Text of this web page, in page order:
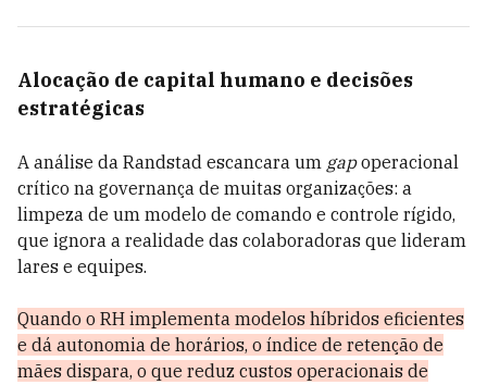
Alocação de capital humano e decisões
estratégicas
A análise da Randstad escancara um gapoperacional
crítico na governança de muitas organizações: a
limpeza de um modelo de comando e controle rígido,
que ignora a realidade das colaboradoras que lideram
lares e equipes.
Quando o RH implementa modelos híbridos eficientes
e dá autonomia de horários, o índice de retenção de
mães dispara, o que reduz custos operacionais de